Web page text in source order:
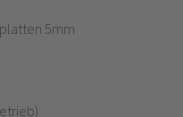
5mm